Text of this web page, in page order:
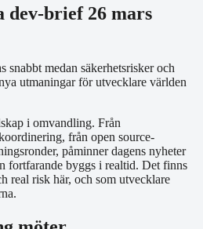
dev-brief 26 mars
medan säkerhetsrisker och
utmaningar för utvecklare världen
i omvandling. Från
från open source-
påminner dagens nyheter
fortfarande byggs i realtid. Det finns
real risk här, och som utvecklare